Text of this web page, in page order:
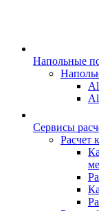
Напольные
Сервисы
Расчет